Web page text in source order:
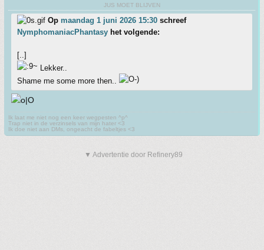
JUS MOET BLIJVEN
Op maandag 1 juni 2026 15:30 schreef
NymphomaniacPhantasy het volgende:
[..]
Lekker..
Shame me some more then..
Ik laat me niet nog een keer wegpesten ^p^
Trap niet in de verzinsels van mijn hater <3
Ik doe niet aan DMs, ongeacht de fabeltjes <3
▼ Advertentie door Refinery89